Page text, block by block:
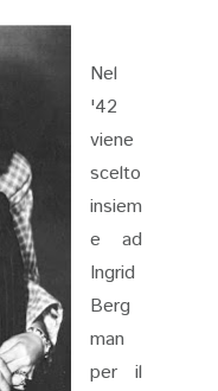
Nel
'42
viene
scelto
insiem
e ad
Ingrid
Berg
man
per il